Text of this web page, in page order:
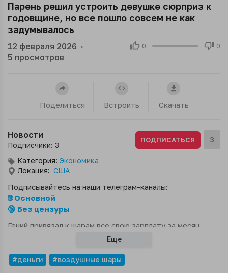
Парень решил устроить девушке сюрприз к
годовщине, но все пошло совсем не как
задумывалось
0 0
12 февраля 2026 ·
5 просмотров
Поделиться Встроить Скачать
Новости
Подписчики: 3
ПОДПИСАТЬСЯ 3
Категория: Экономика
Локация: США
Подписывайтесь на наши телеграм-каналы:
🌐 Основной
🔞 Без цензуры
Гений привязал к шарам все свою зарплату за месяц
(около $2 000), но возлюбленная не успела поймать
зарплата».«Так заработай ещё».
Еще
#деньги #воздушные шары